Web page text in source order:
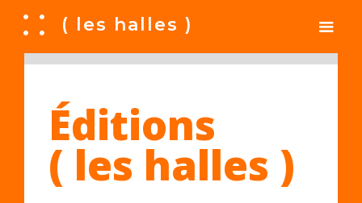
A ( les halles )
Éditions
( les halles )